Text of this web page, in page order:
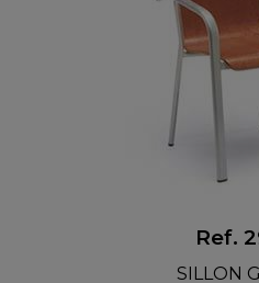
Ref.
SILLON